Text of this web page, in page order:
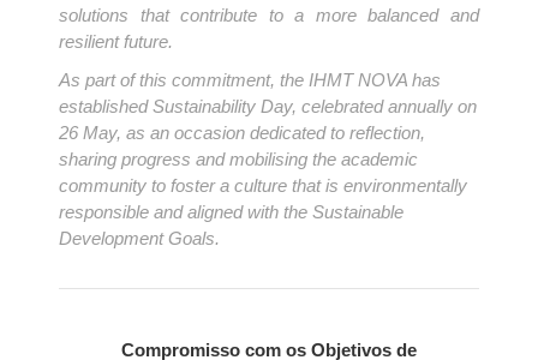
solutions that contribute to a more balanced and
resilient future.
As part of this commitment, the IHMT NOVA has
established Sustainability Day, celebrated annually on
26 May, as an occasion dedicated to reflection,
sharing progress and mobilising the academic
community to foster a culture that is environmentally
responsible and aligned with the Sustainable
Development Goals.
Compromisso com os Objetivos de